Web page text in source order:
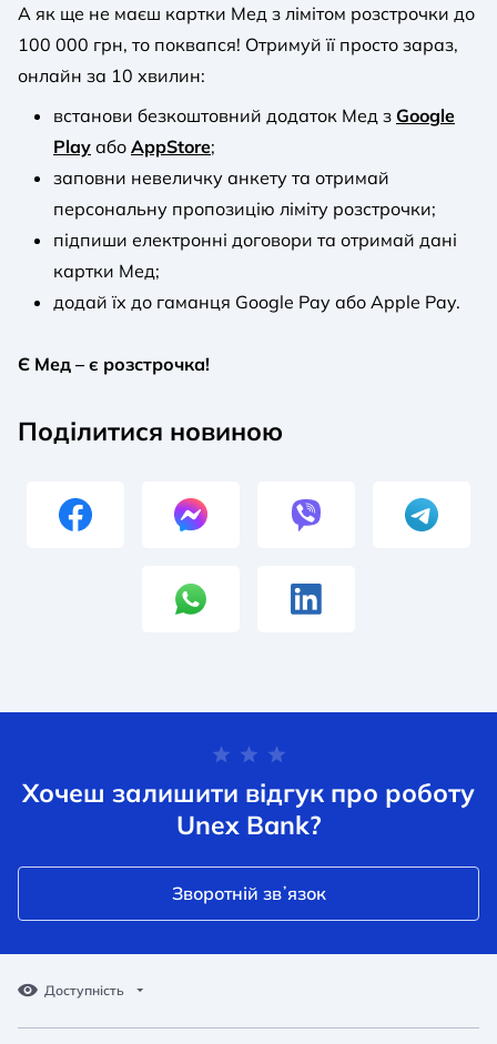
А як ще не маєш картки Мед з лімітом розстрочки до
100 000 грн, то поквапся! Отримуй її просто зараз,
онлайн за 10 хвилин:
встанови безкоштовний додаток Мед з Google
Play або AppStore;
заповни невеличку анкету та отримай
персональну пропозицію ліміту розстрочки;
підпиши електронні договори та отримай дані
картки Мед;
додай їх до гаманця Google Pay або Apple Pay.
Є Мед – є розстрочка!
Поділитися новиною
Хочеш залишити відгук про роботу
Unex Bank?
Зворотній звʼязок
Доступність